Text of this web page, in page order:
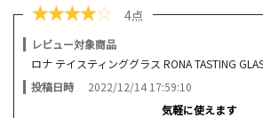
★★★★☆ 4点
レビュー対象商品
ロナ テイスティンググラス RONA TASTING
投稿日時
2022/12/14 17:59:10
気軽に使えます